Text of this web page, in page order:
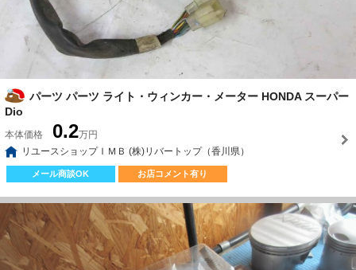
パーツ パーツ ライト・ウィンカー・メーター HONDA スーパー
Dio
本体価格 0.2万円
リユースショップＩＭＢ (株)リバートップ（香川県）
メール商談OK お店コメント有り